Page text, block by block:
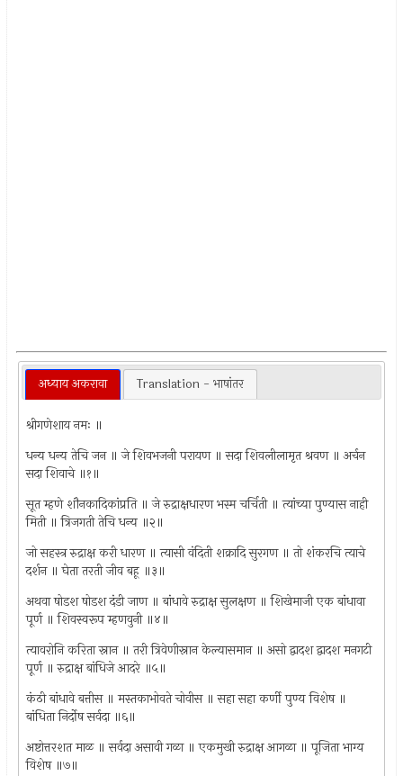
अध्याय अकरावा Translation - भाषांतर
श्रीगणेशाय नमः ॥
धन्य धन्य तेचि जन ॥ जे शिवभजनी परायण ॥ सदा शिवलीलामृत श्रवण ॥ अर्चन
सदा शिवाचे ॥१॥
सूत म्हणे शौनकादिकांप्रति ॥ जे रुद्राक्षधारण भस्म चर्चिती ॥ त्यांच्या पुण्यास नाही
मिती ॥ त्रिजगती तेचि धन्य ॥२॥
जो सहस्त्र रुद्राक्ष करी धारण ॥ त्यासी वंदिती शक्रादि सुरगण ॥ तो शंकरचि त्याचे
दर्शन ॥ घेता तरती जीव बहू ॥३॥
अथवा षोडश षोडश दंडी जाण ॥ बांधावे रुद्राक्ष सुलक्षण ॥ शिखेमाजी एक बांधावा
पूर्ण ॥ शिवस्वरूप म्हणवुनी ॥४॥
त्यावरोनि करिता स्नान ॥ तरी त्रिवेणीस्नान केल्यासमान ॥ असो द्वादश द्वादश मनगटी
पूर्ण ॥ रुद्राक्ष बांधिजे आदरे ॥५॥
कंठी बांधावे बत्तीस ॥ मस्तकाभोवते चोवीस ॥ सहा सहा कर्णी पुण्य विशेष ॥
बांधिता निर्दोष सर्वदा ॥६॥
अष्टोत्तरशत माळ ॥ सर्वदा असावी गळा ॥ एकमुखी रुद्राक्ष आगळा ॥ पूजिता भाग्य
विशेष ॥७॥